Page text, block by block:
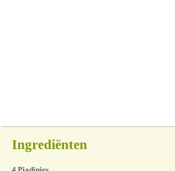
Ingrediënten